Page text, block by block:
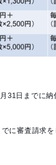
31日までに納
に審査請求